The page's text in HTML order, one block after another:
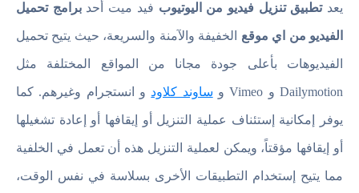
يعدتطبيق تنزيل فيديو من اليوتيوب فيد ميت أحدبرامج تحميل
الفيديو من اي موقع الخفيفة والآمنة والسريعة، حيث يتيح تحميل
الفيديوهات بأعلى جودة مجانا من المواقع المختلفة مثل
Dailymotion و Vimeo و ساوند كلاود و انستجرام وغيرهم. كما
يوفر إمكانية إستئناف عملية التنزيل أو إيقافها أو إعادة تشغيلها
أو إيقافها مؤقتاً، ويمكن لعملية التنزيل هذه أن تعمل في الخلفية
مما يتيح إستخدام التطبيقات الأخرى بسلاسة في نفس الوقت،